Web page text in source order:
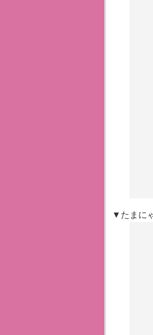
▼たまに